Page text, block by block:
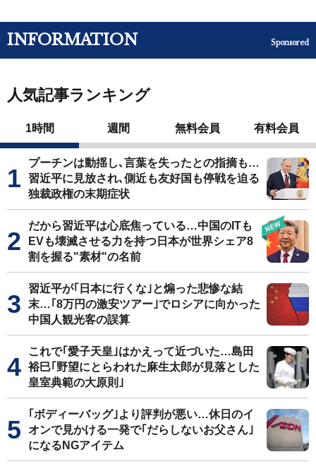
INFORMATION Sponsored
人気記事ランキング
1時間 週間 無料会員 有料会員
プーチンは動揺し､言葉を失ったとの指摘も…
習近平に見放され､側近も友好国も停戦を迫る
独裁政権の末期症状
だから習近平は心底焦っている…中国のITも
EVも壊滅させる力を持つ日本が世界シェア8
割を握る"素材"の名前
習近平が｢日本に行くな｣と煽った悲惨な結
末…｢8万円の激安ツアー｣でロシアに向かった
中国人観光客の誤算
これで｢愛子天皇｣はかえって近づいた…島田
裕巳｢野望にとらわれた麻生太郎が見落とした
皇室典範の大原則｣
｢ボディーバッグ｣より評判が悪い…休日のイ
オンで見かける一発で｢だらしないお父さん｣
になるNGアイテム